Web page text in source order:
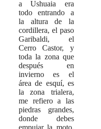
a Ushuaia era
todo entrando a
la altura de la
cordillera, el paso
Garibaldi, el
Cerro Castor, y
toda la zona que
después en
invierno es el
área de esquí, es
la zona trialera,
me refiero a las
piedras grandes,
donde debes
empujar la moto,